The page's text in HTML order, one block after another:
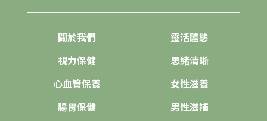
關於我們
視力保健
心血管保養
腸胃保健
靈活體態
思緒清晰
女性滋養
男性滋補